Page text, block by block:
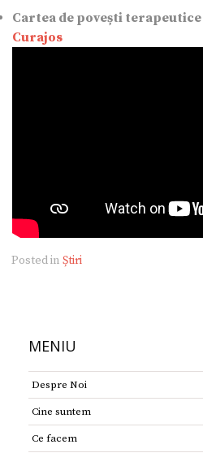
Cartea de povești terapeutice
Curajos
Posted in Știri
MENIU
Despre Noi
Cine suntem
Ce facem